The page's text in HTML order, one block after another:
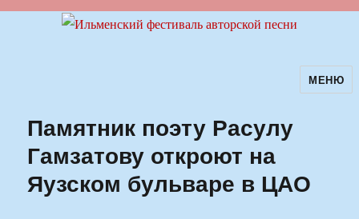
Ильменский фестиваль авторскойМЕНЮ
Памятник поэту Расулу
Гамзатову откроют на
Яузском бульваре в ЦАО